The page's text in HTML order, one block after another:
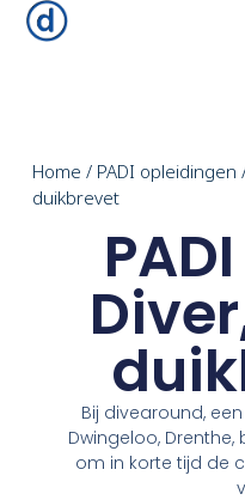
Home / PADI opleidingen
duikbrevet
Bij divearound, een
Dwingeloo,
om in korte tijd de